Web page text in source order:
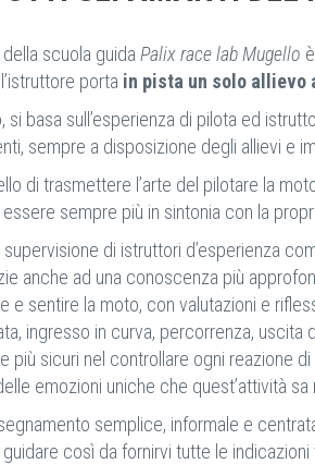
scuola guida Palix race lab Mugello
porta in pista un solo allievo
si basa sull’esperienza di pilota ed
sempre a disposizione degli allievi e
di trasmettere l’arte del pilotare la
sempre più in sintonia con la
di istruttori d’esperienza
anche ad una conoscenza più
e sentire la moto, con valutazioni e
ingresso in curva, percorrenza,
più sicuri nel controllare ogni reazione
emozioni uniche che quest’attività sa
semplice, informale e
così da fornirvi tutte le indicazioni